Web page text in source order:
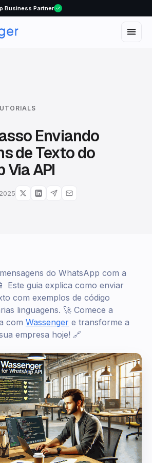
Business Partner
Enviando
de Texto do
Via API
do WhatsApp com a
Este guia explica como enviar
com exemplos de código
linguagens. 🚀 Comece a
com Wassenger e transforme a
empresa hoje! 🔗